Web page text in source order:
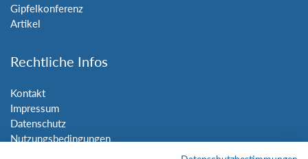
Gipfelkonferenz
Artikel
Rechtliche Infos
Kontakt
Impressum
Datenschutz
Nutzungsbedingungen